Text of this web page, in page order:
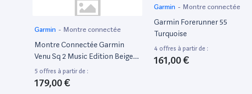
Garmin - Montre connectée
Montre Connectée Garmin
Venu Sq 2 Music Edition Beige
Or Avec Bracelet Silicone Lin
5 offres à partir de :
179,00 €
Garmin - Montre connectée
Garmin Forerunner 55
Turquoise
4 offres à partir de :
161,00 €